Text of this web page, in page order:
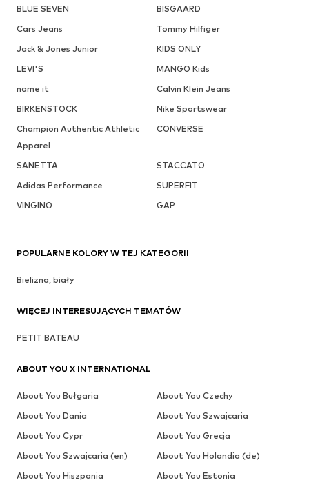
BLUE SEVEN
BISGAARD
Cars Jeans
Tommy Hilfiger
Jack & Jones Junior
KIDS ONLY
LEVI'S
MANGO Kids
name it
Calvin Klein Jeans
BIRKENSTOCK
Nike Sportswear
Champion Authentic Athletic
Apparel
CONVERSE
SANETTA
STACCATO
Adidas Performance
SUPERFIT
VINGINO
GAP
POPULARNE KOLORY W TEJ KATEGORII
Bielizna, biały
WIĘCEJ INTERESUJĄCYCH TEMATÓW
PETIT BATEAU
ABOUT YOU X INTERNATIONAL
About You Bułgaria
About You Czechy
About You Dania
About You Szwajcaria
About You Cypr
About You Grecja
About You Szwajcaria (en)
About You Holandia (de)
About You Hiszpania
About You Estonia